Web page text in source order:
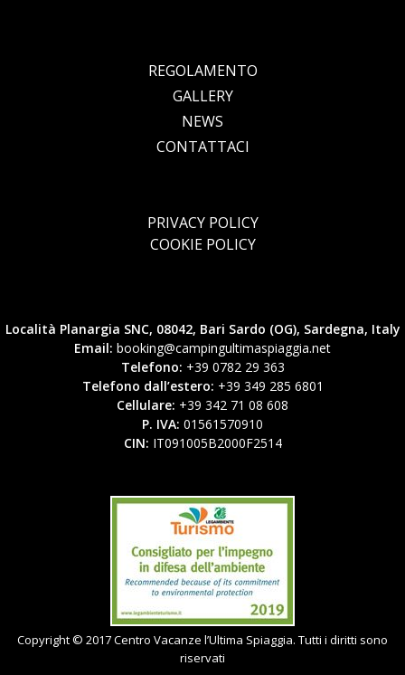
REGOLAMENTO
GALLERY
NEWS
CONTATTACI
PRIVACY POLICY
COOKIE POLICY
Località Planargia SNC, 08042, Bari Sardo (OG), Sardegna, Italy
Email: booking@campingultimaspiaggia.net
Telefono: +39 0782 29 363
Telefono dall’estero: +39 349 285 6801
Cellulare: +39 342 71 08 608
P. IVA: 01561570910
CIN: IT091005B2000F2514
Copyright © 2017 Centro Vacanze l’Ultima Spiaggia. Tutti i diritti sono
riservati